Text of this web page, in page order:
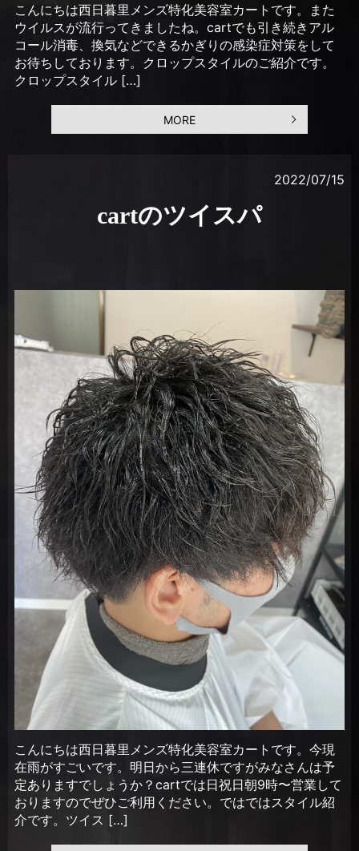
こんにちは西日暮里メンズ特化美容室カートです。また
ウイルスが流行ってきましたね。cartでも引き続きアル
コール消毒、換気などできるかぎりの感染症対策をして
お待ちしております。クロップスタイルのご紹介です。
クロップスタイル […]
MORE
2022/07/15
cartのツイスパ
こんにちは西日暮里メンズ特化美容室カートです。今現
在雨がすごいです。明日から三連休ですがみなさんは予
定ありますでしょうか？cartでは日祝日朝9時〜営業して
おりますのでぜひご利用ください。ではではスタイル紹
介です。ツイス […]